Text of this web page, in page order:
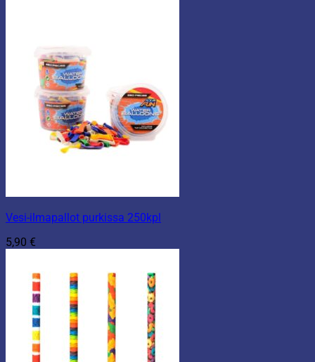
Vesi-ilmapallot purkissa 250kpl
5,90 €